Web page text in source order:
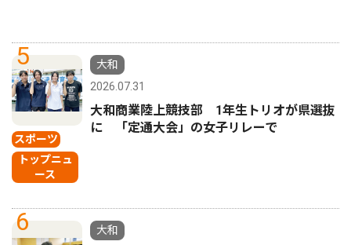
5
スポーツ
トップニュ
ース
大和
2026.07.31
大和商業陸上競技部 1年生トリオが県選抜
に 「定通大会」の女子リレーで
6
大和